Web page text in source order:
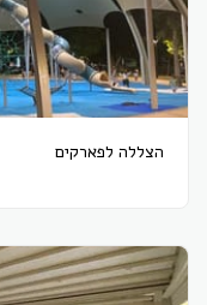
הצללה לפארקים